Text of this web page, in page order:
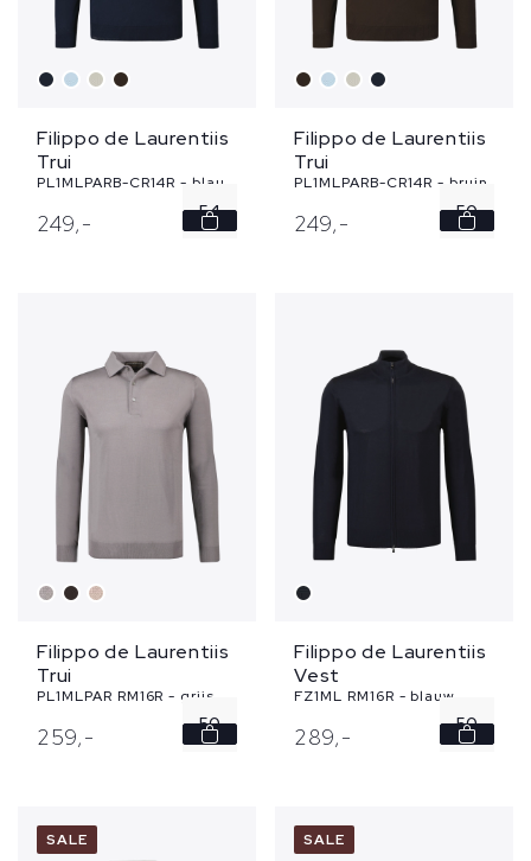
Filippo de Laurentiis
Trui
249,- 54
Filippo de Laurentiis
Trui
PL1MLPARB-CR14R - bruin
249,- 50
Filippo de Laurentiis
Trui
PL1MLPAR RM16R - grijs
259,- 50
Filippo de Laurentiis
Vest
FZ1ML RM16R - blauw
289,- 50
SALE SALE